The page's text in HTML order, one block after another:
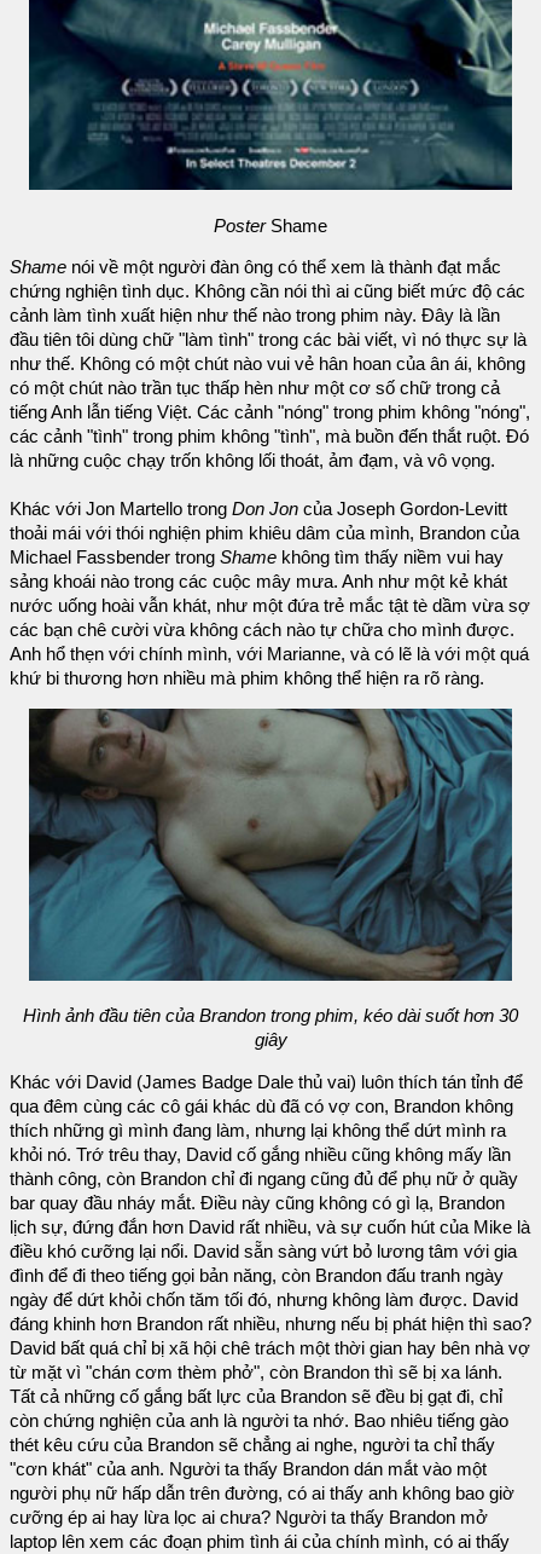
Poster Shame
Shame nói về một người đàn ông có thể xem là thành đạt mắc
chứng nghiện tình dục. Không cần nói thì ai cũng biết mức độ các
cảnh làm tình xuất hiện như thế nào trong phim này. Đây là lần
đầu tiên tôi dùng chữ "làm tình" trong các bài viết, vì nó thực sự là
như thế. Không có một chút nào vui vẻ hân hoan của ân ái, không
có một chút nào trần tục thấp hèn như một cơ số chữ trong cả
tiếng Anh lẫn tiếng Việt. Các cảnh "nóng" trong phim không "nóng",
các cảnh "tình" trong phim không "tình", mà buồn đến thắt ruột. Đó
là những cuộc chạy trốn không lối thoát, ảm đạm, và vô vọng.
Khác với Jon Martello trong Don Jon của Joseph Gordon-Levitt
thoải mái với thói nghiện phim khiêu dâm của mình, Brandon của
Michael Fassbender trong Shame không tìm thấy niềm vui hay
sảng khoái nào trong các cuộc mây mưa. Anh như một kẻ khát
nước uống hoài vẫn khát, như một đứa trẻ mắc tật tè dầm vừa sợ
các bạn chê cười vừa không cách nào tự chữa cho mình được.
Anh hổ thẹn với chính mình, với Marianne, và có lẽ là với một quá
khứ bi thương hơn nhiều mà phim không thể hiện ra rõ ràng.
Hình ảnh đầu tiên của Brandon trong phim, kéo dài suốt hơn 30
giây
Khác với David (James Badge Dale thủ vai) luôn thích tán tỉnh để
qua đêm cùng các cô gái khác dù đã có vợ con, Brandon không
thích những gì mình đang làm, nhưng lại không thể dứt mình ra
khỏi nó. Trớ trêu thay, David cố gắng nhiều cũng không mấy lần
thành công, còn Brandon chỉ đi ngang cũng đủ để phụ nữ ở quầy
bar quay đầu nháy mắt. Điều này cũng không có gì lạ, Brandon
lịch sự, đứng đắn hơn David rất nhiều, và sự cuốn hút của Mike là
điều khó cưỡng lại nổi. David sẵn sàng vứt bỏ lương tâm với gia
đình để đi theo tiếng gọi bản năng, còn Brandon đấu tranh ngày
ngày để dứt khỏi chốn tăm tối đó, nhưng không làm được. David
đáng khinh hơn Brandon rất nhiều, nhưng nếu bị phát hiện thì sao?
David bất quá chỉ bị xã hội chê trách một thời gian hay bên nhà vợ
từ mặt vì "chán cơm thèm phở", còn Brandon thì sẽ bị xa lánh.
Tất cả những cố gắng bất lực của Brandon sẽ đều bị gạt đi, chỉ
còn chứng nghiện của anh là người ta nhớ. Bao nhiêu tiếng gào
thét kêu cứu của Brandon sẽ chẳng ai nghe, người ta chỉ thấy
"cơn khát" của anh. Người ta thấy Brandon dán mắt vào một
người phụ nữ hấp dẫn trên đường, có ai thấy anh không bao giờ
cưỡng ép ai hay lừa lọc ai chưa? Người ta thấy Brandon mở
laptop lên xem các đoạn phim tình ái của chính mình, có ai thấy